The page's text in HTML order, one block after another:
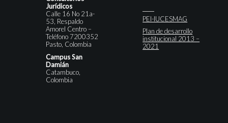
Jurídicos
Calle 16 No 21a-
53, Respaldo
Amorel Centro –
Teléfono 7200352
Pasto, Colombia
Campus San
Damián
Catambuco,
Colombia
PEI-IUCESMAG
Plan de desarrollo
institucional 2013 –
2021